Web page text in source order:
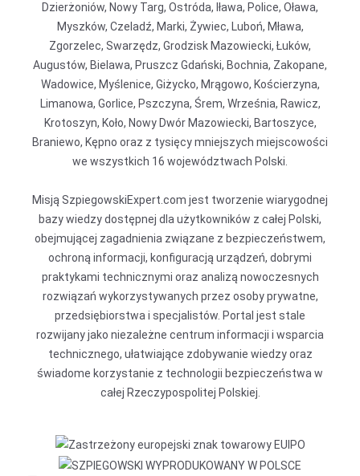
Dzierżoniów, Nowy Targ, Ostróda, Iława, Police, Oława,
Myszków, Czeladź, Marki, Żywiec, Luboń, Mława,
Zgorzelec, Swarzędz, Grodzisk Mazowiecki, Łuków,
Augustów, Bielawa, Pruszcz Gdański, Bochnia, Zakopane,
Wadowice, Myślenice, Giżycko, Mrągowo, Kościerzyna,
Limanowa, Gorlice, Pszczyna, Śrem, Września, Rawicz,
Krotoszyn, Koło, Nowy Dwór Mazowiecki, Bartoszyce,
Braniewo, Kępno oraz z tysięcy mniejszych miejscowości
we wszystkich 16 województwach Polski.
Misją SzpiegowskiExpert.com jest tworzenie wiarygodnej
bazy wiedzy dostępnej dla użytkowników z całej Polski,
obejmującej zagadnienia związane z bezpieczeństwem,
ochroną informacji, konfiguracją urządzeń, dobrymi
praktykami technicznymi oraz analizą nowoczesnych
rozwiązań wykorzystywanych przez osoby prywatne,
przedsiębiorstwa i specjalistów. Portal jest stale
rozwijany jako niezależne centrum informacji i wsparcia
technicznego, ułatwiające zdobywanie wiedzy oraz
świadome korzystanie z technologii bezpieczeństwa w
całej Rzeczypospolitej Polskiej.